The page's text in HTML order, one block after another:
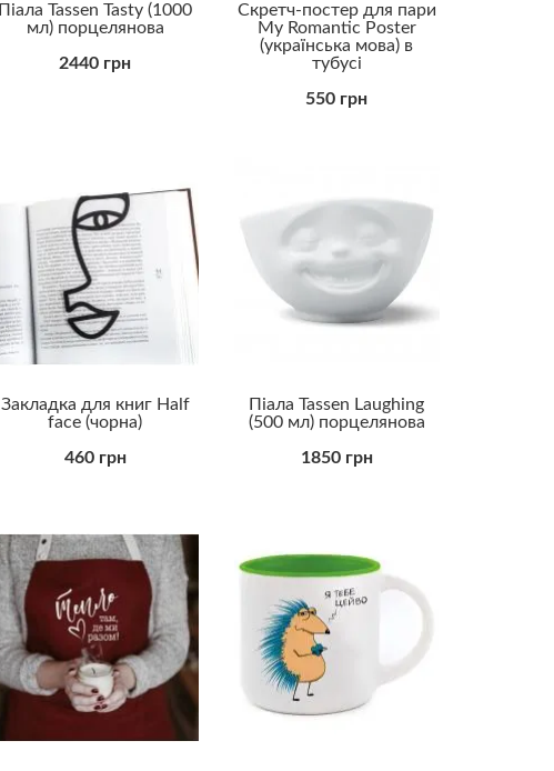
Піала Tassen Tasty (1000
мл) порцелянова
2440 грн
Скретч-постер для пари
My Romantic Poster
(українська мова) в
тубусі
550 грн
Закладка для книг Half
face (чорна)
460 грн
Піала Tassen Laughing
(500 мл) порцелянова
1850 грн